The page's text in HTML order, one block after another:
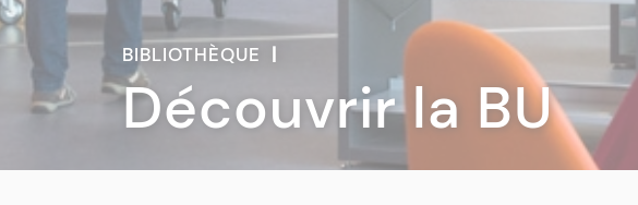
BIBLIOTHÈQUE |
Découvrir la BU